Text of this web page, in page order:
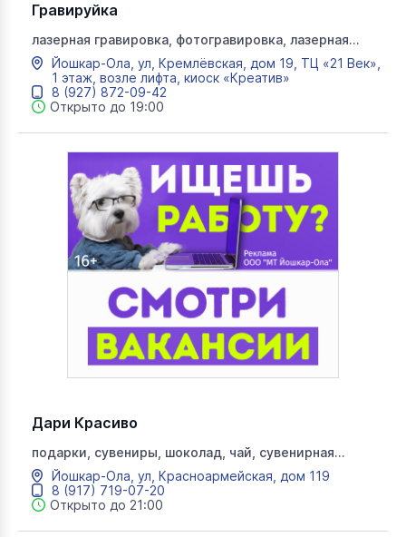
Гравируйка
лазерная гравировка, фотогравировка, лазерная
резка
Йошкар-Ола, ул, Кремлёвская, дом 19, ТЦ «21 Век»,
1 этаж, возле лифта, киоск «Креатив»
8 (927) 872-09-42
Открыто до 19:00
Дари Красиво
подарки, сувениры, шоколад, чай, сувенирная
продукция, праздник
Йошкар-Ола, ул, Красноармейская, дом 119
8 (917) 719-07-20
Открыто до 21:00